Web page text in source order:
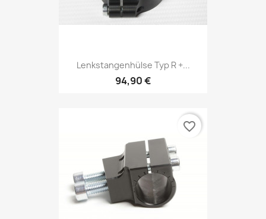
Lenkstangenhülse Typ R +...
94,90 €
favorite_border